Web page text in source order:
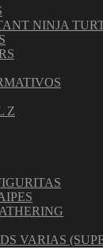
NINJA
Z
VARIAS